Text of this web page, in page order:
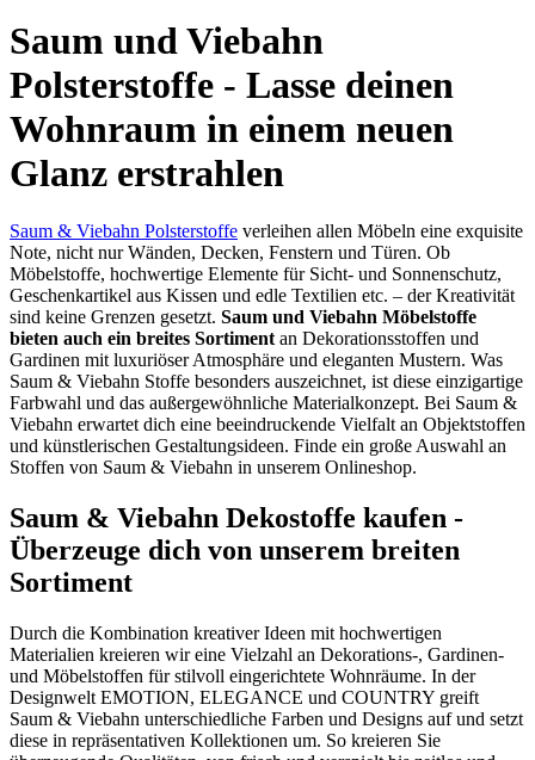
Saum und Viebahn
Polsterstoffe - Lasse deinen
Wohnraum in einem neuen
Glanz erstrahlen
Saum & Viebahn Polsterstoffe verleihen allen Möbeln eine exquisite
Note, nicht nur Wänden, Decken, Fenstern und Türen. Ob
Möbelstoffe, hochwertige Elemente für Sicht- und Sonnenschutz,
Geschenkartikel aus Kissen und edle Textilien etc. – der Kreativität
sind keine Grenzen gesetzt. Saum und Viebahn Möbelstoffe
bieten auch ein breites Sortiment an Dekorationsstoffen und
Gardinen mit luxuriöser Atmosphäre und eleganten Mustern. Was
Saum & Viebahn Stoffe besonders auszeichnet, ist diese einzigartige
Farbwahl und das außergewöhnliche Materialkonzept. Bei Saum &
Viebahn erwartet dich eine beeindruckende Vielfalt an Objektstoffen
und künstlerischen Gestaltungsideen. Finde ein große Auswahl an
Stoffen von Saum & Viebahn in unserem Onlineshop.
Saum & Viebahn Dekostoffe kaufen -
Überzeuge dich von unserem breiten
Sortiment
Durch die Kombination kreativer Ideen mit hochwertigen
Materialien kreieren wir eine Vielzahl an Dekorations-, Gardinen-
und Möbelstoffen für stilvoll eingerichtete Wohnräume. In der
Designwelt EMOTION, ELEGANCE und COUNTRY greift
Saum & Viebahn unterschiedliche Farben und Designs auf und setzt
diese in repräsentativen Kollektionen um. So kreieren Sie